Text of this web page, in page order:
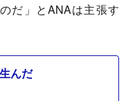
だ」とANAは主張す
んだ